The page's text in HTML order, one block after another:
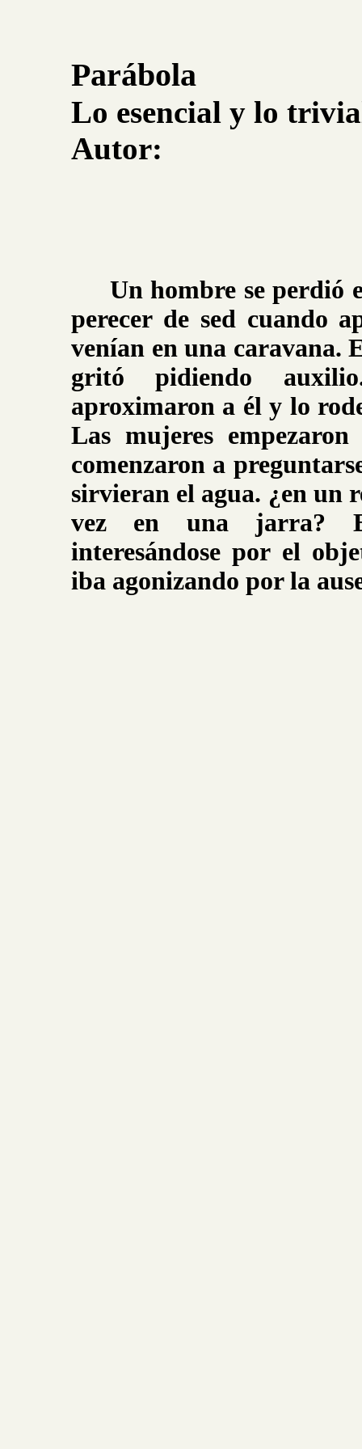
Parábola
Lo esencial y lo
Autor:
Un hombre se perdió
perecer de sed cuando
venían en una caravana.
gritó pidiendo
aproximaron a él y lo
Las mujeres
comenzaron a
sirvieran el agua. ¿en un
vez en una jarra?
interesándose por el
iba agonizando por la